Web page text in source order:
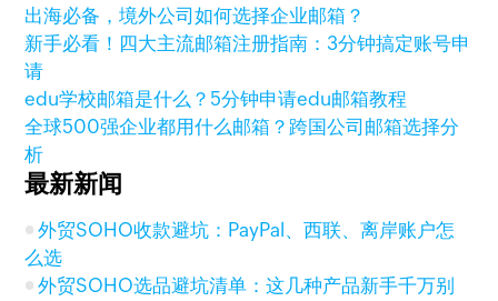
出海必备，境外公司如何选择企业邮箱？
新手必看！四大主流邮箱注册指南：3分钟搞定账号申
请
edu学校邮箱是什么？5分钟申请edu邮箱教程
全球500强企业都用什么邮箱？跨国公司邮箱选择分
析
最新新闻
外贸SOHO收款避坑：PayPal、西联、离岸账户怎
么选
外贸SOHO选品避坑清单：这几种产品新手千万别